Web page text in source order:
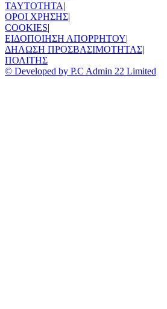
TAYTOTHTA|
ΟΡΟΙ ΧΡΗΣΗΣ|
COOKIES|
ΕΙΔΟΠΟΙΗΣΗ ΑΠΟΡΡΗΤΟΥ|
ΔΗΛΩΣΗ ΠΡΟΣΒΑΣΙΜΟΤΗΤΑΣ|
ΠΟΛΙΤΗΣ
© Developed by P.C Admin 22 Limited